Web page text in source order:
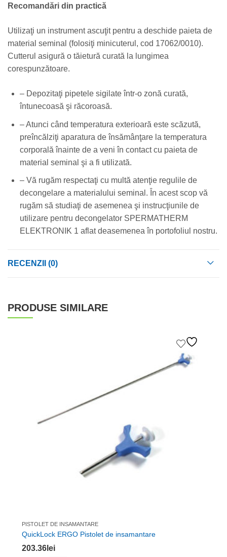
Recomandări din practică
Utilizaţi un instrument ascuţit pentru a deschide paieta de
material seminal (folosiţi minicuterul, cod 17062/0010).
Cutterul asigură o tăietură curată la lungimea
corespunzătoare.
– Depozitaţi pipetele sigilate într-o zonă curată,
întunecoasă şi răcoroasă.
– Atunci când temperatura exterioară este scăzută,
preîncălziţi aparatura de însămânţare la temperatura
corporală înainte de a veni în contact cu paieta de
material seminal şi a fi utilizată.
– Vă rugăm respectaţi cu multă atenţie regulile de
decongelare a materialului seminal. În acest scop vă
rugăm să studiaţi de asemenea şi instrucţiunile de
utilizare pentru decongelator SPERMATHERM
ELEKTRONIK 1 aflat deasemenea în portofoliul nostru.
RECENZII (0)
PRODUSE SIMILARE
PISTOLET DE INSAMANTARE
QuickLock ERGO Pistolet de insamantare
203.36lei